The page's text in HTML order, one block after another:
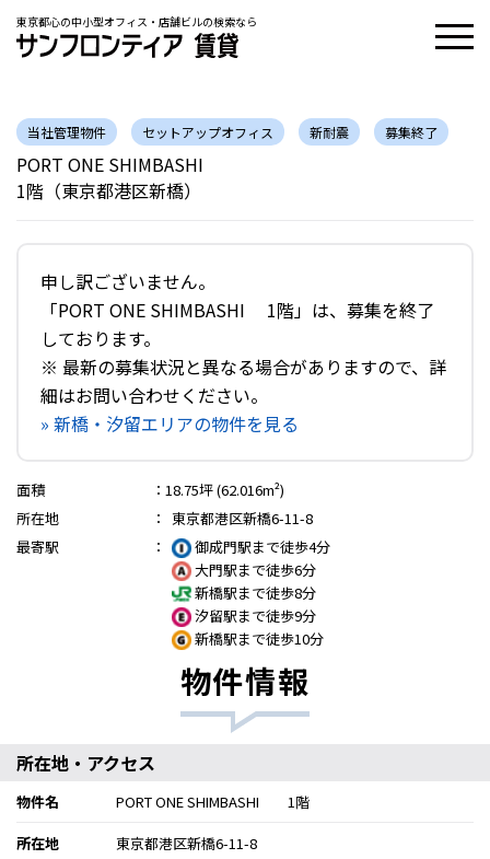
東京都心の中小型オフィス・店舗ビルの検索なら
当社管理物件 セットアップオフィス 新耐震 募集終了
PORT ONE SHIMBASHI
1階（東京都港区新橋）
申し訳ございません。
「PORT ONE SHIMBASHI 1階」は、募集を終了
しております。
※ 最新の募集状況と異なる場合がありますので、詳
細はお問い合わせください。
» 新橋・汐留エリアの物件を見る
面積 ： 18.75坪 (62.016m²)
所在地
：
東京都港区新橋6-11-8
最寄駅
：
御成門駅まで徒歩4分
大門駅まで徒歩6分
新橋駅まで徒歩8分
汐留駅まで徒歩9分
新橋駅まで徒歩10分
物件情報
所在地・アクセス
物件名
PORT ONE SHIMBASHI 1階
所在地
東京都港区新橋6-11-8